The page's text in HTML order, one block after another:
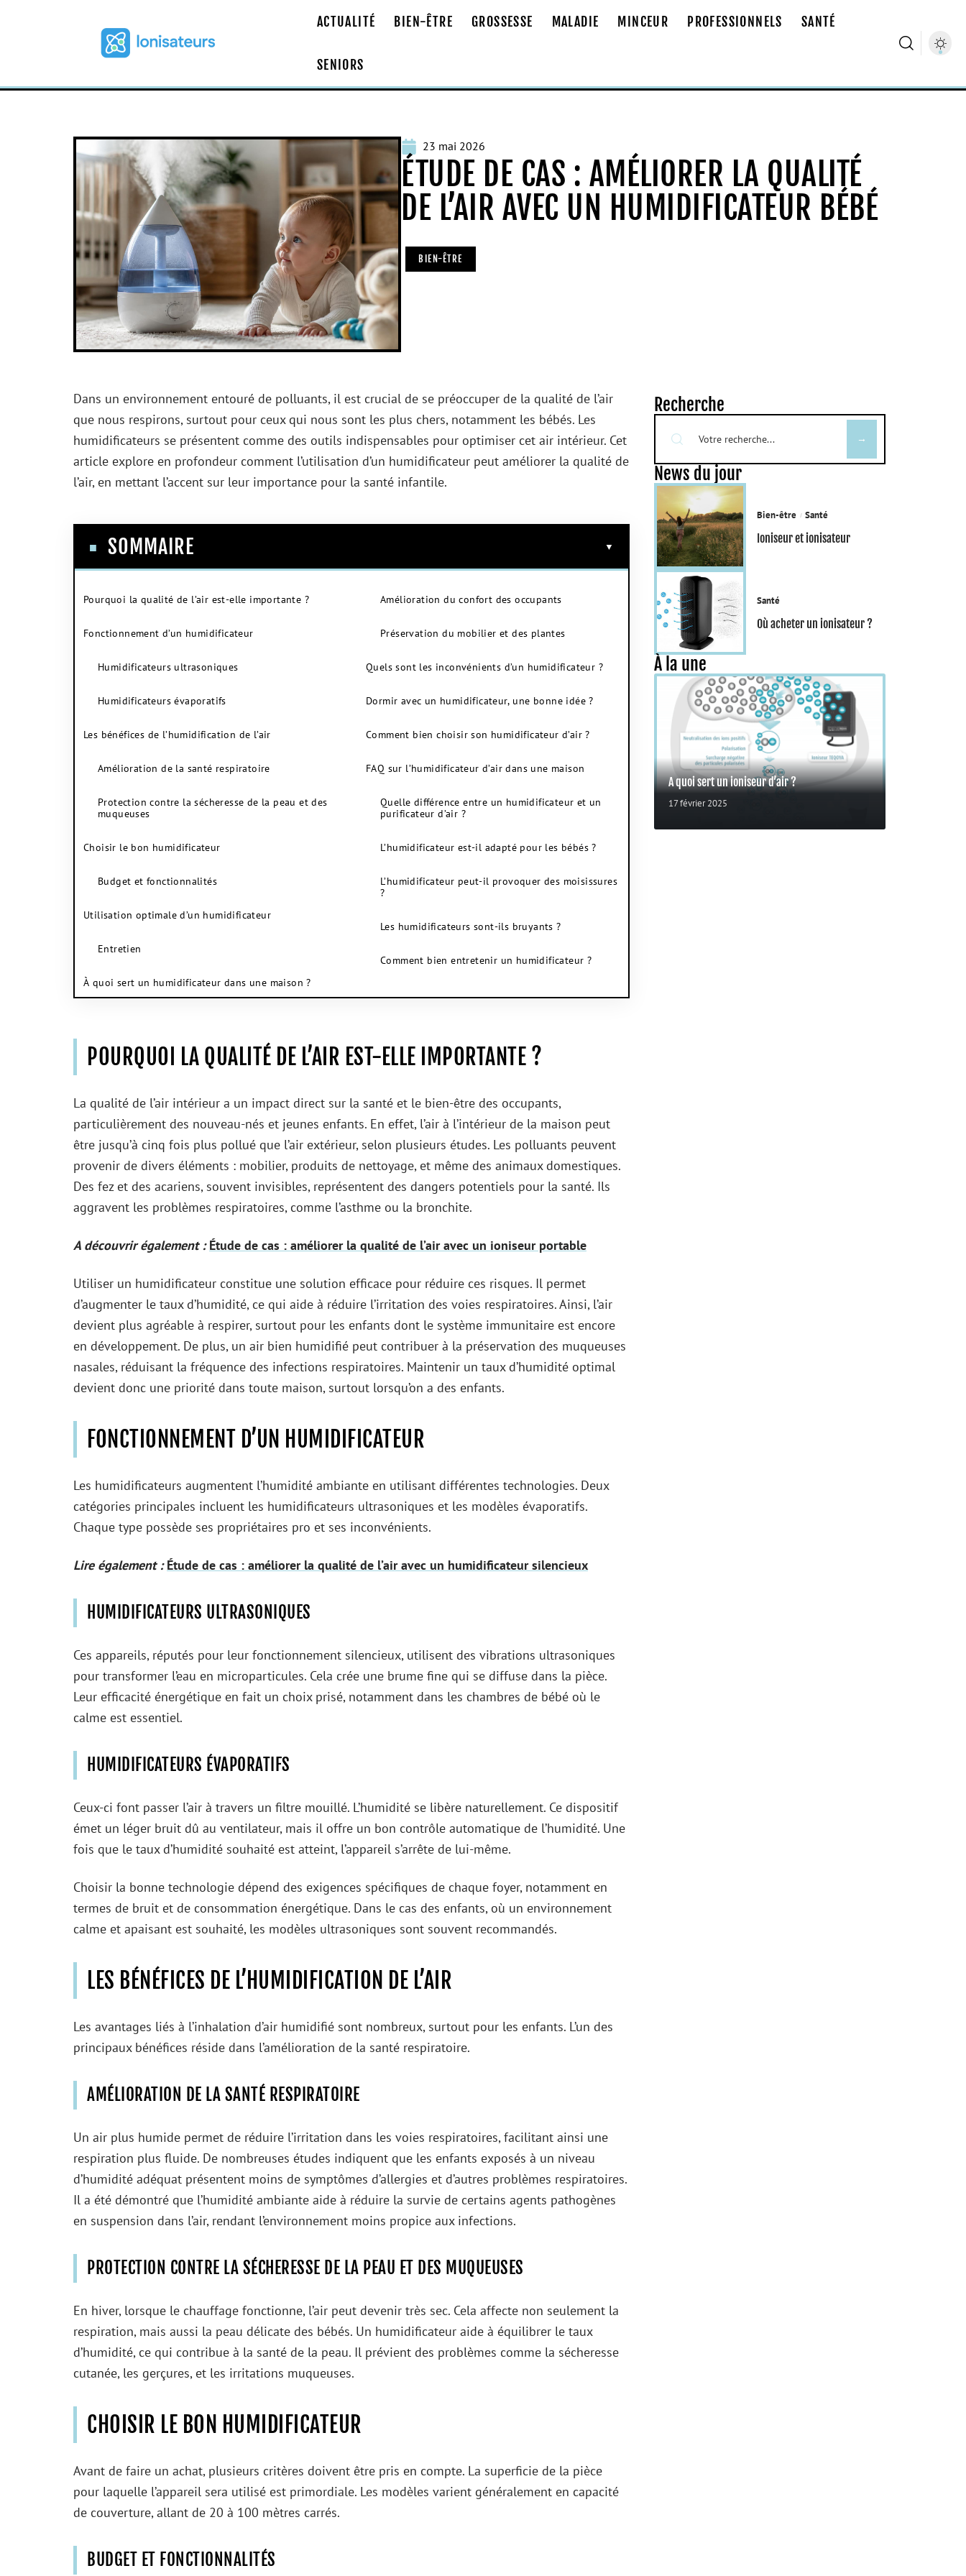
ACTUALITÉ BIEN-ÊTRE GROSSESSE MALADIE MINCEUR PROFESSIONNELS SANTÉ
SENIORS
23 mai 2026
ÉTUDE DE CAS : AMÉLIORER LA QUALITÉ
DE L’AIR AVEC UN HUMIDIFICATEUR BÉBÉ
BIEN-ÊTRE
Dans un environnement entouré de polluants, il est crucial de se préoccuper de la qualité de l’air
que nous respirons, surtout pour ceux qui nous sont les plus chers, notamment les bébés. Les
humidificateurs se présentent comme des outils indispensables pour optimiser cet air intérieur. Cet
article explore en profondeur comment l’utilisation d’un humidificateur peut améliorer la qualité de
l’air, en mettant l’accent sur leur importance pour la santé infantile.
SOMMAIRE
Pourquoi la qualité de l’air est-elle importante ?
Fonctionnement d’un humidificateur
Humidificateurs ultrasoniques
Humidificateurs évaporatifs
Les bénéfices de l’humidification de l’air
Amélioration de la santé respiratoire
Protection contre la sécheresse de la peau et des
muqueuses
Choisir le bon humidificateur
Budget et fonctionnalités
Utilisation optimale d’un humidificateur
Entretien
À quoi sert un humidificateur dans une maison ?
Amélioration du confort des occupants
Préservation du mobilier et des plantes
Quels sont les inconvénients d’un humidificateur ?
Dormir avec un humidificateur, une bonne idée ?
Comment bien choisir son humidificateur d’air ?
FAQ sur l’humidificateur d’air dans une maison
Quelle différence entre un humidificateur et un
purificateur d’air ?
L’humidificateur est-il adapté pour les bébés ?
L’humidificateur peut-il provoquer des moisissures
?
Les humidificateurs sont-ils bruyants ?
Comment bien entretenir un humidificateur ?
POURQUOI LA QUALITÉ DE L’AIR EST-ELLE IMPORTANTE ?
La qualité de l’air intérieur a un impact direct sur la santé et le bien-être des occupants,
particulièrement des nouveau-nés et jeunes enfants. En effet, l’air à l’intérieur de la maison peut
être jusqu’à cinq fois plus pollué que l’air extérieur, selon plusieurs études. Les polluants peuvent
provenir de divers éléments : mobilier, produits de nettoyage, et même des animaux domestiques.
Des fez et des acariens, souvent invisibles, représentent des dangers potentiels pour la santé. Ils
aggravent les problèmes respiratoires, comme l’asthme ou la bronchite.
A découvrir également : Étude de cas : améliorer la qualité de l’air avec un ioniseur portable
Utiliser un humidificateur constitue une solution efficace pour réduire ces risques. Il permet
d’augmenter le taux d’humidité, ce qui aide à réduire l’irritation des voies respiratoires. Ainsi, l’air
devient plus agréable à respirer, surtout pour les enfants dont le système immunitaire est encore
en développement. De plus, un air bien humidifié peut contribuer à la préservation des muqueuses
nasales, réduisant la fréquence des infections respiratoires. Maintenir un taux d’humidité optimal
devient donc une priorité dans toute maison, surtout lorsqu’on a des enfants.
FONCTIONNEMENT D’UN HUMIDIFICATEUR
Les humidificateurs augmentent l’humidité ambiante en utilisant différentes technologies. Deux
catégories principales incluent les humidificateurs ultrasoniques et les modèles évaporatifs.
Chaque type possède ses propriétaires pro et ses inconvénients.
Lire également : Étude de cas : améliorer la qualité de l’air avec un humidificateur silencieux
HUMIDIFICATEURS ULTRASONIQUES
Ces appareils, réputés pour leur fonctionnement silencieux, utilisent des vibrations ultrasoniques
pour transformer l’eau en microparticules. Cela crée une brume fine qui se diffuse dans la pièce.
Leur efficacité énergétique en fait un choix prisé, notamment dans les chambres de bébé où le
calme est essentiel.
HUMIDIFICATEURS ÉVAPORATIFS
Ceux-ci font passer l’air à travers un filtre mouillé. L’humidité se libère naturellement. Ce dispositif
émet un léger bruit dû au ventilateur, mais il offre un bon contrôle automatique de l’humidité. Une
fois que le taux d’humidité souhaité est atteint, l’appareil s’arrête de lui-même.
Choisir la bonne technologie dépend des exigences spécifiques de chaque foyer, notamment en
termes de bruit et de consommation énergétique. Dans le cas des enfants, où un environnement
calme et apaisant est souhaité, les modèles ultrasoniques sont souvent recommandés.
LES BÉNÉFICES DE L’HUMIDIFICATION DE L’AIR
Les avantages liés à l’inhalation d’air humidifié sont nombreux, surtout pour les enfants. L’un des
principaux bénéfices réside dans l’amélioration de la santé respiratoire.
AMÉLIORATION DE LA SANTÉ RESPIRATOIRE
Un air plus humide permet de réduire l’irritation dans les voies respiratoires, facilitant ainsi une
respiration plus fluide. De nombreuses études indiquent que les enfants exposés à un niveau
d’humidité adéquat présentent moins de symptômes d’allergies et d’autres problèmes respiratoires.
Il a été démontré que l’humidité ambiante aide à réduire la survie de certains agents pathogènes
en suspension dans l’air, rendant l’environnement moins propice aux infections.
PROTECTION CONTRE LA SÉCHERESSE DE LA PEAU ET DES MUQUEUSES
En hiver, lorsque le chauffage fonctionne, l’air peut devenir très sec. Cela affecte non seulement la
respiration, mais aussi la peau délicate des bébés. Un humidificateur aide à équilibrer le taux
d’humidité, ce qui contribue à la santé de la peau. Il prévient des problèmes comme la sécheresse
cutanée, les gerçures, et les irritations muqueuses.
CHOISIR LE BON HUMIDIFICATEUR
Avant de faire un achat, plusieurs critères doivent être pris en compte. La superficie de la pièce
pour laquelle l’appareil sera utilisé est primordiale. Les modèles varient généralement en capacité
de couverture, allant de 20 à 100 mètres carrés.
BUDGET ET FONCTIONNALITÉS
Recherche
News du jour
Bien-être Santé
Ioniseur et ionisateur
Santé
Où acheter un ionisateur ?
À la une
A quoi sert un ioniseur d’air ?
17 février 2025